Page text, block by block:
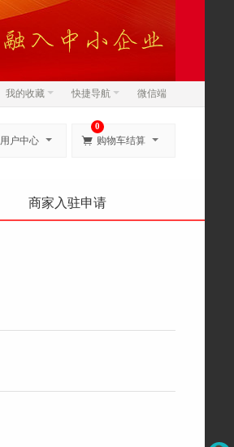
我的收藏 快捷导航 微信端
用户中心  购物车结算
0
商家入驻申请